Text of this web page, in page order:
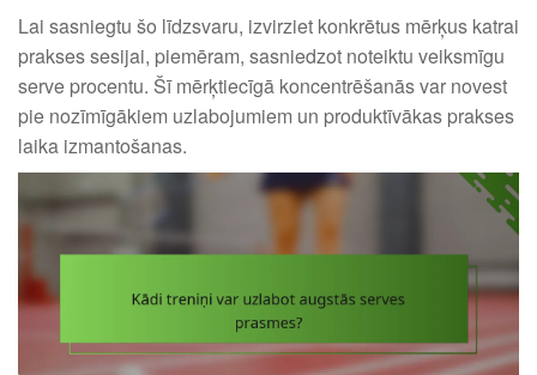
Lai sasniegtu šo līdzsvaru, izvirziet konkrētus mērķus katrai
prakses sesijai, piemēram, sasniedzot noteiktu veiksmīgu
serve procentu. Šī mērķtiecīgā koncentrēšanās var novest
pie nozīmīgākiem uzlabojumiem un produktīvākas prakses
laika izmantošanas.